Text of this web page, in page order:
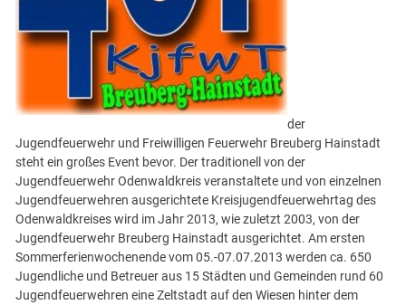
der
Jugendfeuerwehr und Freiwilligen Feuerwehr Breuberg Hainstadt
steht ein großes Event bevor. Der traditionell von der
Jugendfeuerwehr Odenwaldkreis veranstaltete und von einzelnen
Jugendfeuerwehren ausgerichtete Kreisjugendfeuerwehrtag des
Odenwaldkreises wird im Jahr 2013, wie zuletzt 2003, von der
Jugendfeuerwehr Breuberg Hainstadt ausgerichtet. Am ersten
Sommerferienwochenende vom 05.-07.07.2013 werden ca. 650
Jugendliche und Betreuer aus 15 Städten und Gemeinden rund 60
Jugendfeuerwehren eine Zeltstadt auf den Wiesen hinter dem